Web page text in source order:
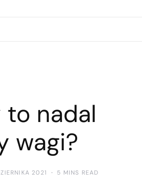
to nadal
wagi?
2021 5 MINS READ